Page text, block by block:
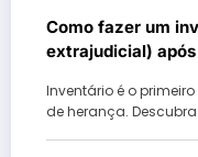
Como fazer um
extrajudicial)
Inventário é o
de herança.